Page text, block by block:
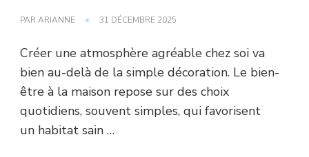
PARARIANNE 31 DÉCEMBRE 2025
Créer une atmosphère agréable chez soi va
bien au-delà de la simple décoration. Le bien-
être à la maison repose sur des choix
quotidiens, souvent simples, qui favorisent
un habitat sain …